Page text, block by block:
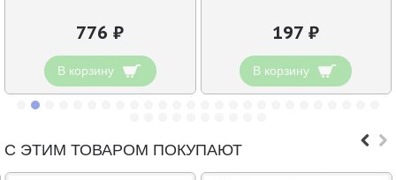
776 ₽
В корзину
197 ₽
В корзину
С ЭТИМ ТОВАРОМ ПОКУПАЮТ